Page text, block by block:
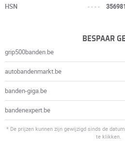
HSN
---- 356981
BESPAAR
grip500banden.be
autobandenmarkt.be
banden-giga.be
bandenexpert.be
* De prijzen kunnen zijn gewijzigd sinds de
te klikken.